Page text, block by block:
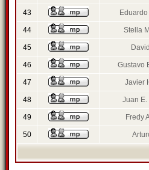
43
44 Stella
45
46 Gustavo
47 Javier
48 Juan
49 Fredy
50